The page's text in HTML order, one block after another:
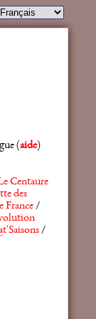
(aide)
Centaure
des
France/
/